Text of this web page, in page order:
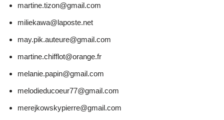
martine.tizon@gmail.com
miliekawa@laposte.net
may.pik.auteure@gmail.com
martine.chifflot@orange.fr
melanie.papin@gmail.com
melodieducoeur77@gmail.com
merejkowskypierre@gmail.com